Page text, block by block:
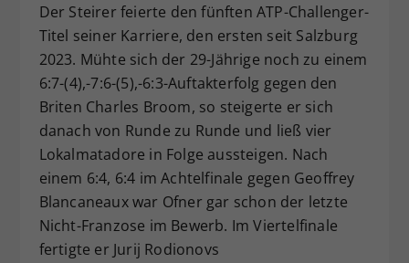
Der Steirer feierte den fünften ATP-Challenger-
Titel seiner Karriere, den ersten seit Salzburg
2023. Mühte sich der 29-Jährige noch zu einem
6:7-(4),-7:6-(5),-6:3-Auftakterfolg gegen den
Briten Charles Broom, so steigerte er sich
danach von Runde zu Runde und ließ vier
Lokalmatadore in Folge aussteigen. Nach
einem 6:4, 6:4 im Achtelfinale gegen Geoffrey
Blancaneaux war Ofner gar schon der letzte
Nicht-Franzose im Bewerb. Im Viertelfinale
fertigte er Jurij Rodionovs